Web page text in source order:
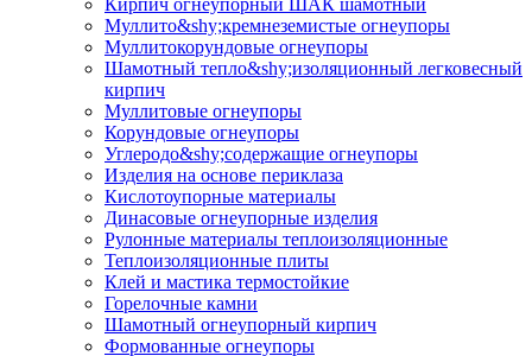
Муллито&shy;­кремнеземистые огнеупоры
Муллито­корундовые огнеупоры
Шамотный тепло&shy;изоляционный легковесный
кирпич
Муллитовые огнеупоры
Корундовые огнеупоры
Углеродо&shy;содержащие огнеупоры
Изделия на основе периклаза
Кислотоупорные материалы
Динасовые огнеупорные изделия
Рулонные материалы теплоизоляционные
Тепло­изоляционные плиты
Клей и мастика термостойкие
Горелочные камни
Шамотный огнеупорный кирпич
Формованные огнеупоры